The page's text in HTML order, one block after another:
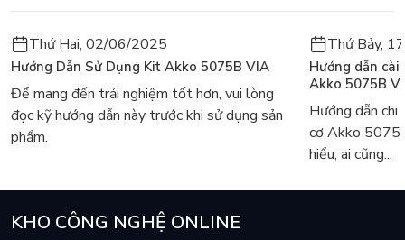
Thứ Hai, 02/06/2025
Hướng Dẫn Sử Dụng Kit Akko 5075B VIA
Để mang đến trải nghiệm tốt hơn, vui lòng
đọc kỹ hướng dẫn này trước khi sử dụng sản
phẩm.
Thứ Bảy,
Hướng dẫn
Akko 5075B
Hướng dẫn
cơ Akko
hiểu, ai cũng...
KHO CÔNG NGHỆ ONLINE